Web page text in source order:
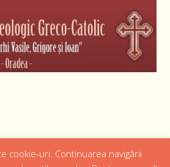
Design 4Us Consulting |
cookie-uri. Continuarea navigării